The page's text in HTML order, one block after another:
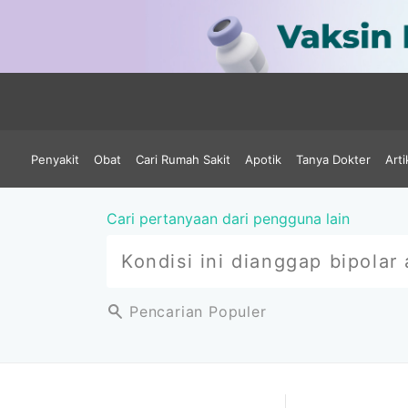
Penyakit Obat Cari Rumah Sakit Apotik Tanya Dokter
Cari pertanyaan dari pengguna lain
Pencarian Populer